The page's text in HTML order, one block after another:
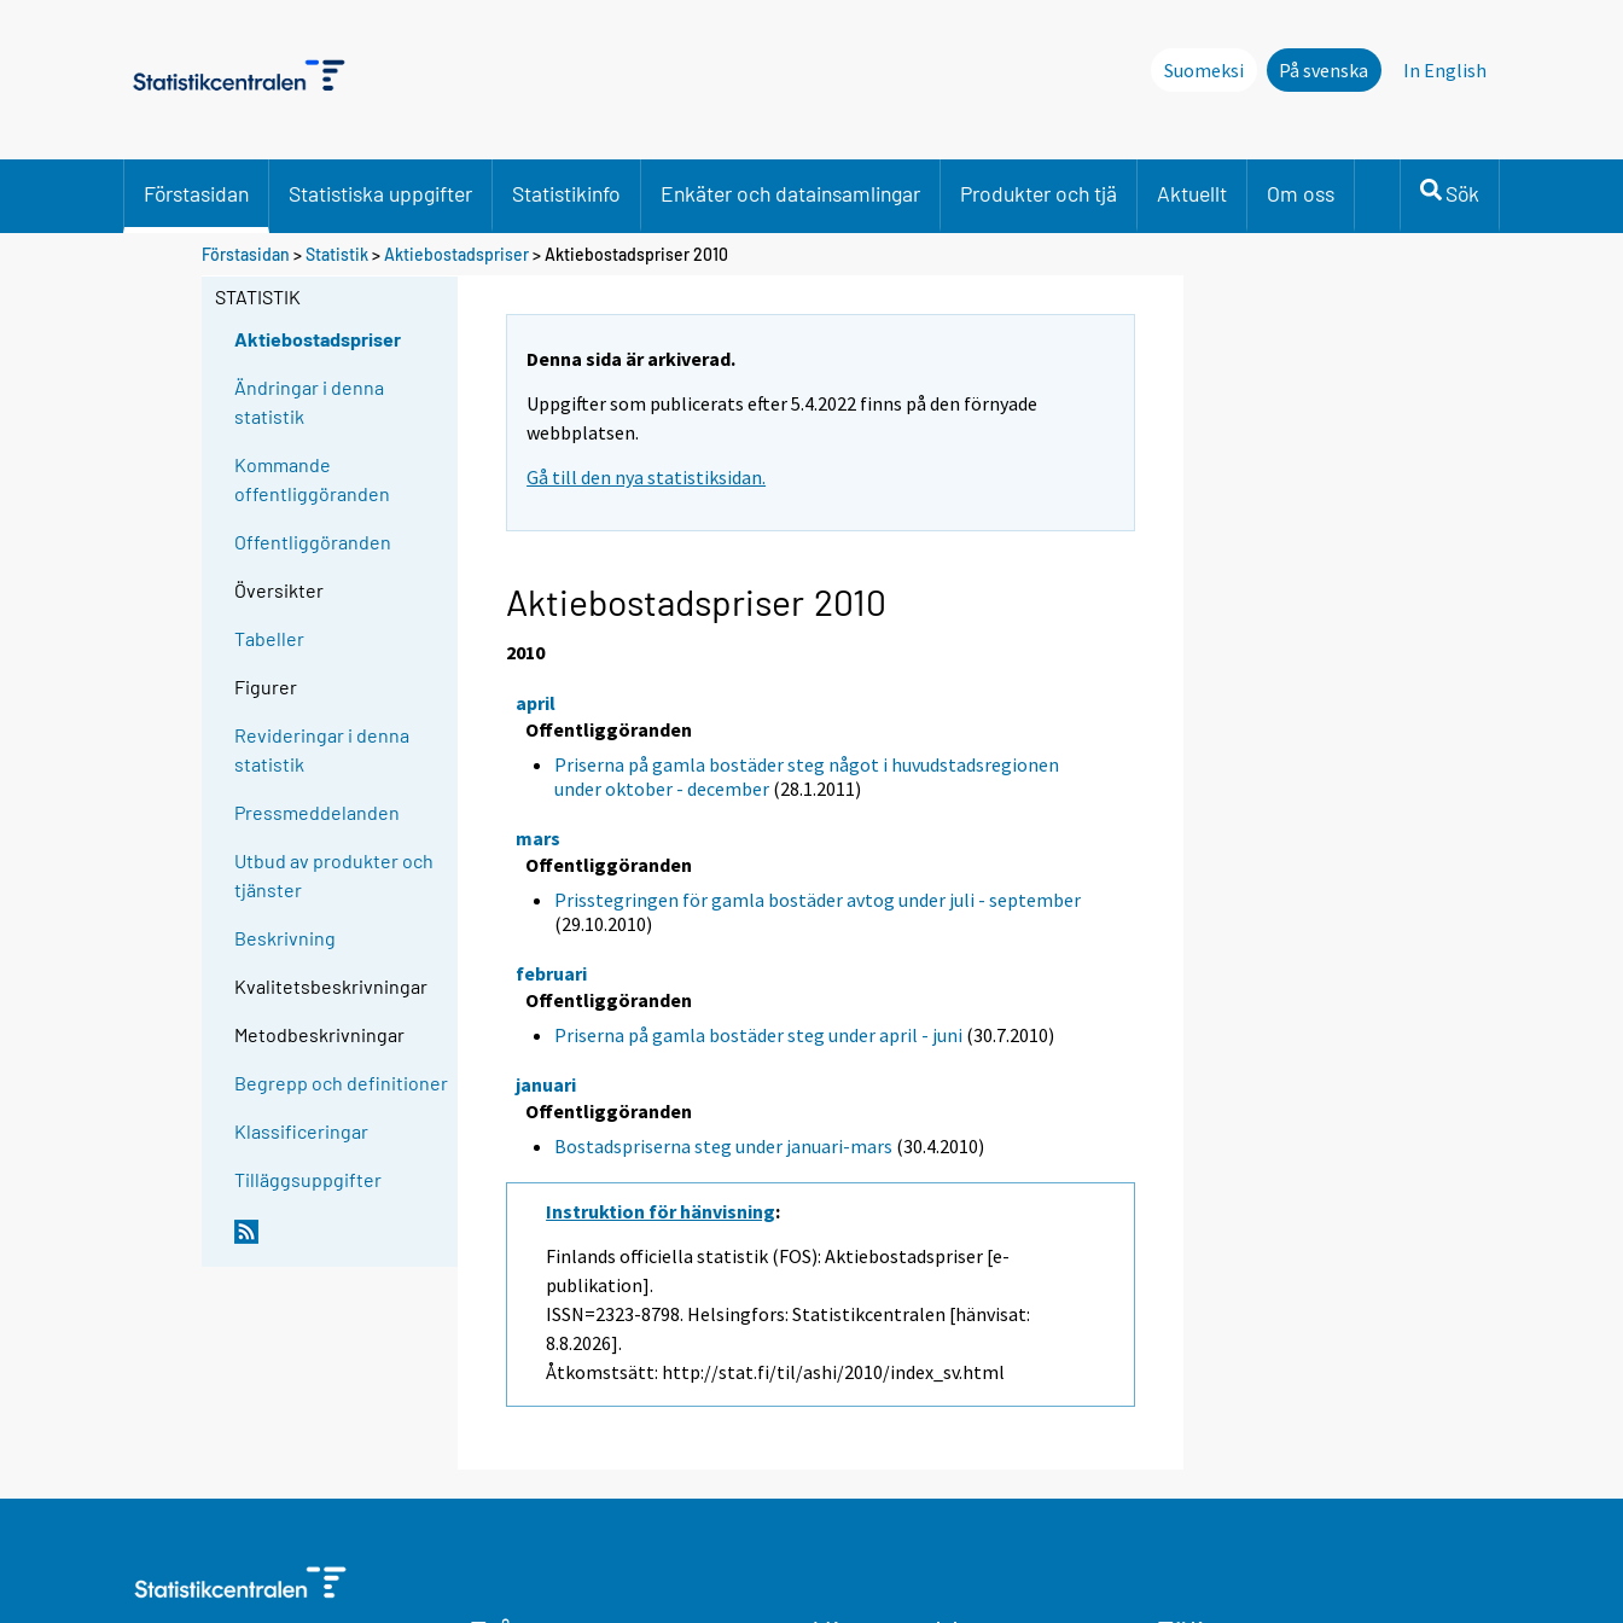
Suomeksi På svenska In English
Förstasidan Statistiska uppgifter Statistikinfo Enkäter och datainsamlingar Produkter och tjä Aktuellt Om oss Sök
Förstasidan >Statistik>Aktiebostadspriser> Aktiebostadspriser 2010
STATISTIK
Aktiebostadspriser
Ändringar i denna
statistik
Kommande
offentliggöranden
Offentliggöranden
Översikter
Tabeller
Figurer
Revideringar i denna
statistik
Pressmeddelanden
Utbud av produkter och
tjänster
Beskrivning
Kvalitetsbeskrivningar
Metodbeskrivningar
Begrepp och definitioner
Klassificeringar
Tilläggsuppgifter
Denna sida är arkiverad.
Uppgifter som publicerats efter 5.4.2022 finns på den förnyade
webbplatsen.
Gå till den nya statistiksidan.
Aktiebostadspriser 2010
2010
april
Offentliggöranden
Priserna på gamla bostäder steg något i huvudstadsregionen
under oktober - december (28.1.2011)
mars
Offentliggöranden
Prisstegringen för gamla bostäder avtog under juli - september
(29.10.2010)
februari
Offentliggöranden
Priserna på gamla bostäder steg under april - juni (30.7.2010)
januari
Offentliggöranden
Bostadspriserna steg under januari-mars (30.4.2010)
Instruktion för hänvisning:
Finlands officiella statistik (FOS): Aktiebostadspriser [e-
publikation].
ISSN=2323-8798. Helsingfors: Statistikcentralen [hänvisat:
8.8.2026].
Åtkomstsätt: http://stat.fi/til/ashi/2010/index_sv.html